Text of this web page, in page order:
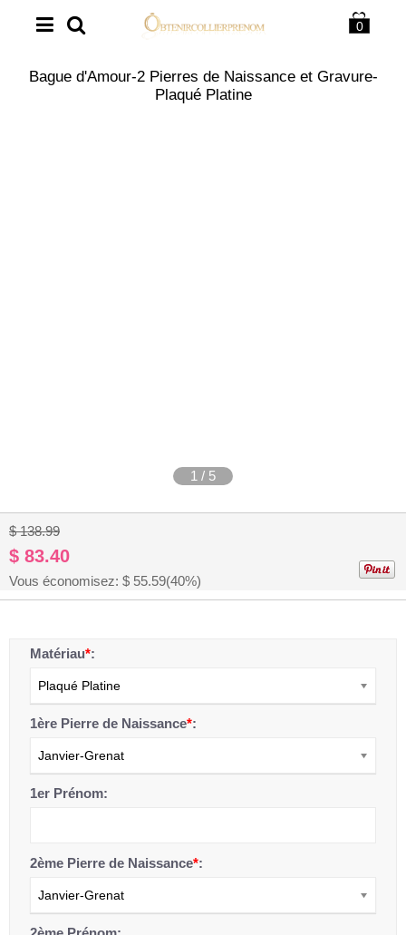
0
Bague d'Amour-2 Pierres de Naissance et Gravure-
Plaqué Platine
1 / 5
$ 138.99
$ 83.40
Vous économisez: $ 55.59(40%)
Matériau*:
Plaqué Platine
1ère Pierre de Naissance*:
Janvier-Grenat
1er Prénom:
2ème Pierre de Naissance*:
Janvier-Grenat